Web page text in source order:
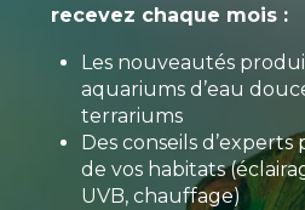
recevez chaque mois :
Les nouveautés
aquariums d’eau
terrariums
Des conseils
de vos habitats
UVB, chauffage)